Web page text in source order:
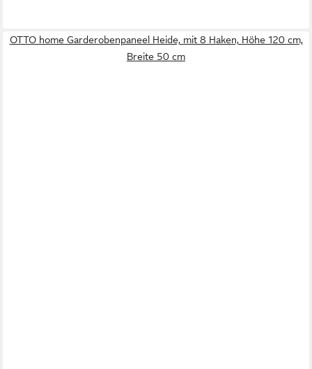
OTTO home Garderobenpaneel Heide, mit 8 Haken, Höhe 120 cm,
Breite 50 cm